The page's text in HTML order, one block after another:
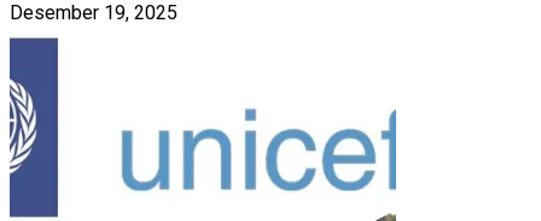
Desember 19, 2025